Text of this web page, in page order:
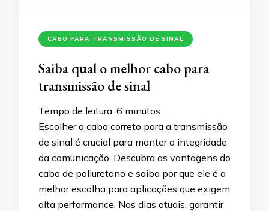
CABO PARA TRANSMISSÃO DE SINAL
Saiba qual o melhor cabo para
transmissão de sinal
Tempo de leitura: 6 minutos
Escolher o cabo correto para a transmissão
de sinal é crucial para manter a integridade
da comunicação. Descubra as vantagens do
cabo de poliuretano e saiba por que ele é a
melhor escolha para aplicações que exigem
alta performance. Nos dias atuais, garantir